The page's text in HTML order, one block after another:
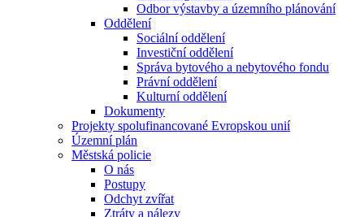
Odbor výstavby a územního plánování
Oddělení
Sociální oddělení
Investiční oddělení
Správa bytového a nebytového fondu
Právní oddělení
Kulturní oddělení
Dokumenty
Projekty spolufinancované Evropskou unií
Územní plán
Městská policie
O nás
Postupy
Odchyt zvířat
Ztráty a nálezy